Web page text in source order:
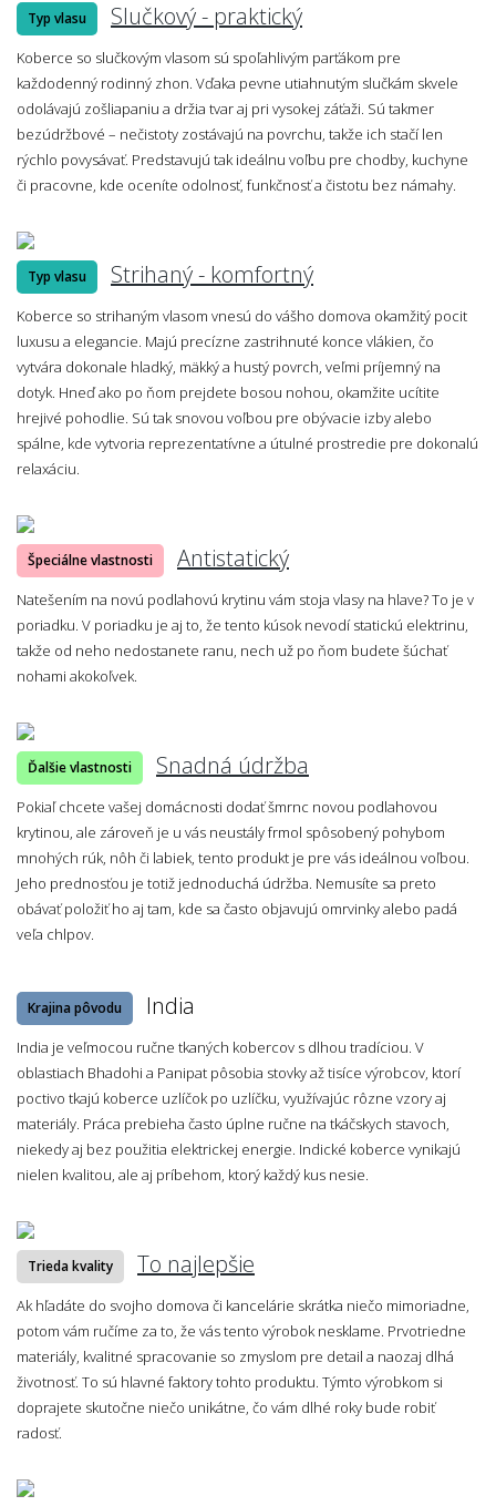
Typ vlasu Slučkový - praktický
Koberce so slučkovým vlasom sú spoľahlivým parťákom pre
každodenný rodinný zhon. Vďaka pevne utiahnutým slučkám skvele
odolávajú zošliapaniu a držia tvar aj pri vysokej záťaži. Sú takmer
bezúdržbové – nečistoty zostávajú na povrchu, takže ich stačí len
rýchlo povysávať. Predstavujú tak ideálnu voľbu pre chodby, kuchyne
či pracovne, kde oceníte odolnosť, funkčnosť a čistotu bez námahy.
Typ vlasu Strihaný - komfortný
Koberce so strihaným vlasom vnesú do vášho domova okamžitý pocit
luxusu a elegancie. Majú precízne zastrihnuté konce vlákien, čo
vytvára dokonale hladký, mäkký a hustý povrch, veľmi príjemný na
dotyk. Hneď ako po ňom prejdete bosou nohou, okamžite ucítite
hrejivé pohodlie. Sú tak snovou voľbou pre obývacie izby alebo
spálne, kde vytvoria reprezentatívne a útulné prostredie pre dokonalú
relaxáciu.
Špeciálne vlastnosti Antistatický
Natešením na novú podlahovú krytinu vám stoja vlasy na hlave? To je v
poriadku. V poriadku je aj to, že tento kúsok nevodí statickú elektrinu,
takže od neho nedostanete ranu, nech už po ňom budete šúchať
nohami akokoľvek.
Ďalšie vlastnosti Snadná údržba
Pokiaľ chcete vašej domácnosti dodať šmrnc novou podlahovou
krytinou, ale zároveň je u vás neustály frmol spôsobený pohybom
mnohých rúk, nôh či labiek, tento produkt je pre vás ideálnou voľbou.
Jeho prednosťou je totiž jednoduchá údržba. Nemusíte sa preto
obávať položiť ho aj tam, kde sa často objavujú omrvinky alebo padá
veľa chlpov.
Krajina pôvodu India
India je veľmocou ručne tkaných kobercov s dlhou tradíciou. V
oblastiach Bhadohi a Panipat pôsobia stovky až tisíce výrobcov, ktorí
poctivo tkajú koberce uzlíčok po uzlíčku, využívajúc rôzne vzory aj
materiály. Práca prebieha často úplne ručne na tkáčskych stavoch,
niekedy aj bez použitia elektrickej energie. Indické koberce vynikajú
nielen kvalitou, ale aj príbehom, ktorý každý kus nesie.
Trieda kvality To najlepšie
Ak hľadáte do svojho domova či kancelárie skrátka niečo mimoriadne,
potom vám ručíme za to, že vás tento výrobok nesklame. Prvotriedne
materiály, kvalitné spracovanie so zmyslom pre detail a naozaj dlhá
životnosť. To sú hlavné faktory tohto produktu. Týmto výrobkom si
doprajete skutočne niečo unikátne, čo vám dlhé roky bude robiť
radosť.